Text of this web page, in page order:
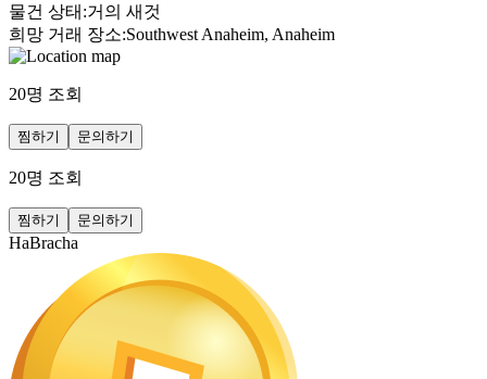
물건 상태 :거의 새것
희망 거래 장소:Southwest Anaheim, Anaheim
20명 조회
찜하기 문의하기
20명 조회
찜하기 문의하기
HaBracha